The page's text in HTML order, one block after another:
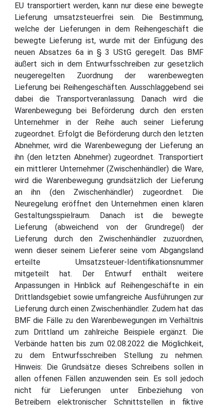
EU transportiert werden, kann nur diese eine bewegte
Lieferung umsatzsteuerfrei sein. Die Bestimmung,
welche der Lieferungen in dem Reihengeschäft die
bewegte Lieferung ist, wurde mit der Einfügung des
neuen Absatzes 6a in § 3 UStG geregelt. Das BMF
äußert sich in dem Entwurfsschreiben zur gesetzlich
neugeregelten Zuordnung der warenbewegten
Lieferung bei Reihengeschäften. Ausschlaggebend sei
dabei die Transportveranlassung. Danach wird die
Warenbewegung bei Beförderung durch den ersten
Unternehmer in der Reihe auch seiner Lieferung
zugeordnet. Erfolgt die Beförderung durch den letzten
Abnehmer, wird die Warenbewegung der Lieferung an
ihn (den letzten Abnehmer) zugeordnet. Transportiert
ein mittlerer Unternehmer (Zwischenhändler) die Ware,
wird die Warenbewegung grundsätzlich der Lieferung
an ihn (den Zwischenhändler) zugeordnet. Die
Neuregelung eröffnet den Unternehmen einen klaren
Gestaltungsspielraum. Danach ist die bewegte
Lieferung (abweichend von der Grundregel) der
Lieferung durch den Zwischenhändler zuzuordnen,
wenn dieser seinem Lieferer seine vom Abgangsland
erteilte Umsatzsteuer-Identifikationsnummer
mitgeteilt hat. Der Entwurf enthält weitere
Anpassungen in Hinblick auf Reihengeschäfte in ein
Drittlandsgebiet sowie umfangreiche Ausführungen zur
Lieferung durch einen Zwischenhändler. Zudem hat das
BMF die Fälle zu den Warenbewegungen im Verhältnis
zum Drittland um zahlreiche Beispiele ergänzt. Die
Verbände hatten bis zum 02.08.2022 die Möglichkeit,
zu dem Entwurfsschreiben Stellung zu nehmen.
Hinweis: Die Grundsätze dieses Schreibens sollen in
allen offenen Fällen anzuwenden sein. Es soll jedoch
nicht für Lieferungen unter Einbeziehung von
Betreibern elektronischer Schnittstellen in fiktive